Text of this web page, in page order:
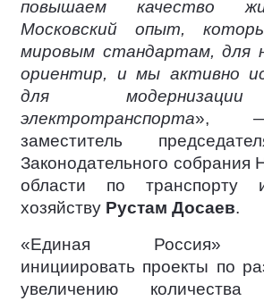
повышаем качество
Московский опыт,
мировым стандартам, для
ориентир, и мы активно
для
электротранспорта», —
заместитель
Законодательного собрания
области по транспорту
хозяйству Рустам Досаев.
«Единая Россия»
инициировать проекты по
увеличению количества